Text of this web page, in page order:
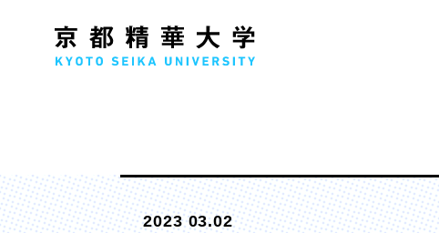
人文学部
歴史コース
メデ
メディ
2023 03.02